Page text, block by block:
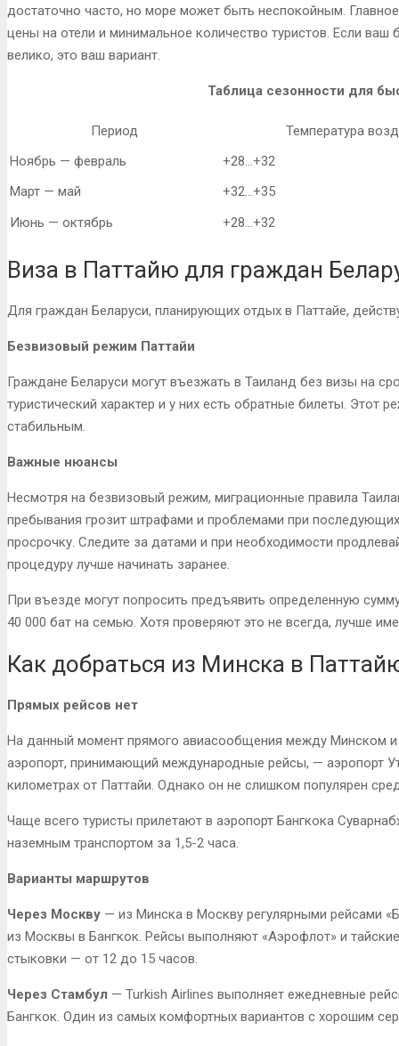
достаточно часто, но море может быть неспокойным.
цены на отели и минимальное количество туристов. Если
велико, это ваш вариант.
Таблица сезонности для
Период
Температура
Ноябрь — февраль
+28…+32
Март — май
+32…+35
Июнь — октябрь
+28…+32
Виза в Паттайю для граждан
Для граждан Беларуси, планирующих отдых в Паттайе,
Безвизовый режим Паттайи
Граждане Беларуси могут въезжать в Таиланд без визы на
туристический характер и у них есть обратные билеты. Этот
стабильным.
Важные нюансы
Несмотря на безвизовый режим, миграционные правила
пребывания грозит штрафами и проблемами при
просрочку. Следите за датами и при необходимости
процедуру лучше начинать заранее.
При въезде могут попросить предъявить определенную
40 000 бат на семью. Хотя проверяют это не всегда, лучше
Как добраться из Минска в
Прямых рейсов нет
На данный момент прямого авиасообщения между Минском
аэропорт, принимающий международные рейсы, — аэропорт
километрах от Паттайи. Однако он не слишком популярен
Чаще всего туристы прилетают в аэропорт Бангкока
наземным транспортом за 1,5-2 часа.
Варианты маршрутов
Через Москву — из Минска в Москву регулярными рейсами
из Москвы в Бангкок. Рейсы выполняют «Аэрофлот» и
стыковки — от 12 до 15 часов.
Через Стамбул — Turkish Airlines выполняет ежедневные
Бангкок. Один из самых комфортных вариантов с хорошим